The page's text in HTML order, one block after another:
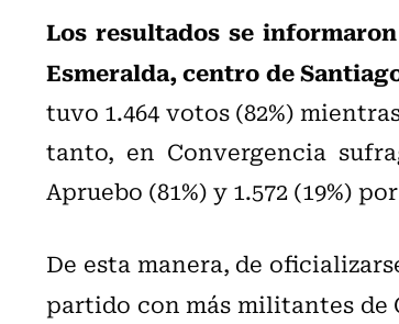
Los resultados se
Esmeralda, centro de
tuvo 1.464 votos (82%)
tanto, en Convergencia
Apruebo (81%) y 1.572 (19%)
De esta manera, de
partido con más militantes de